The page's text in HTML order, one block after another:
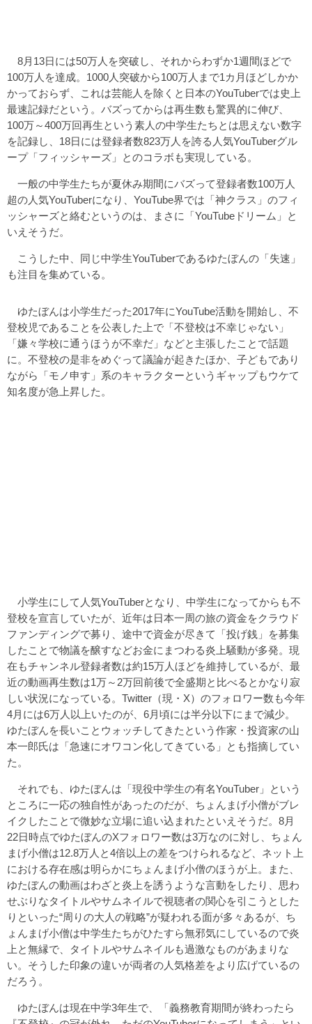
8月13日には50万人を突破し、それからわずか1週間ほどで
100万人を達成。1000人突破から100万人まで1カ月ほどしかか
かっておらず、これは芸能人を除くと日本のYouTuberでは史上
最速記録だという。バズってからは再生数も驚異的に伸び、
100万～400万回再生という素人の中学生たちとは思えない数字
を記録し、18日には登録者数823万人を誇る人気YouTuberグル
ープ「フィッシャーズ」とのコラボも実現している。
一般の中学生たちが夏休み期間にバズって登録者数100万人
超の人気YouTuberになり、YouTube界では「神クラス」のフィ
ッシャーズと絡むというのは、まさに「YouTubeドリーム」と
いえそうだ。
こうした中、同じ中学生YouTuberであるゆたぼんの「失速」
も注目を集めている。
ゆたぼんは小学生だった2017年にYouTube活動を開始し、不
登校児であることを公表した上で「不登校は不幸じゃない」
「嫌々学校に通うほうが不幸だ」などと主張したことで話題
に。不登校の是非をめぐって議論が起きたほか、子どもであり
ながら「モノ申す」系のキャラクターというギャップもウケて
知名度が急上昇した。
小学生にして人気YouTuberとなり、中学生になってからも不
登校を宣言していたが、近年は日本一周の旅の資金をクラウド
ファンディングで募り、途中で資金が尽きて「投げ銭」を募集
したことで物議を醸すなどお金にまつわる炎上騒動が多発。現
在もチャンネル登録者数は約15万人ほどを維持しているが、最
近の動画再生数は1万～2万回前後で全盛期と比べるとかなり寂
しい状況になっている。Twitter（現・X）のフォロワー数も今年
4月には6万人以上いたのが、6月頃には半分以下にまで減少。
ゆたぼんを長いことウォッチしてきたという作家・投資家の山
本一郎氏は「急速にオワコン化してきている」とも指摘してい
た。
それでも、ゆたぼんは「現役中学生の有名YouTuber」という
ところに一応の独自性があったのだが、ちょんまげ小僧がブレ
イクしたことで微妙な立場に追い込まれたといえそうだ。8月
22日時点でゆたぼんのXフォロワー数は3万なのに対し、ちょん
まげ小僧は12.8万人と4倍以上の差をつけられるなど、ネット上
における存在感は明らかにちょんまげ小僧のほうが上。また、
ゆたぼんの動画はわざと炎上を誘うような言動をしたり、思わ
せぶりなタイトルやサムネイルで視聴者の関心を引こうとした
りといった“周りの大人の戦略”が疑われる面が多々あるが、ち
ょんまげ小僧は中学生たちがひたすら無邪気にしているので炎
上と無縁で、タイトルやサムネイルも過激なものがあまりな
い。そうした印象の違いが両者の人気格差をより広げているの
だろう。
ゆたぼんは現在中学3年生で、「義務教育期間が終わったら